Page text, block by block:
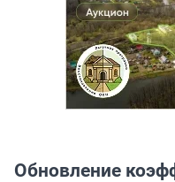
Обновление